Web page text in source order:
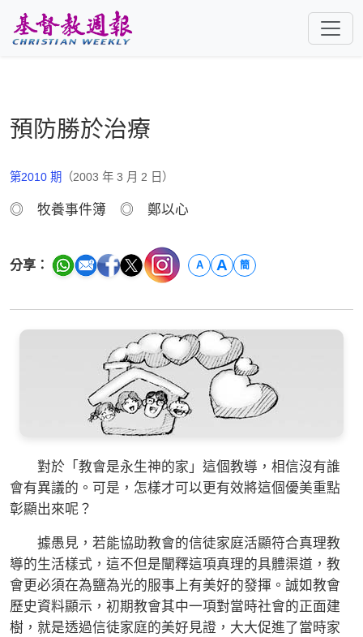
預防勝於治療
第2010 期 （2003 年 3 月 2 日）
◎ 牧養事件簿 ◎ 鄭以心
分享： A A 簡
對於「教會是永生神的家」這個教導，相信沒有誰
會有異議的。可是，怎樣才可以更有效將這個優美重點
彰顯出來呢？
據愚見，若能協助教會的信徒家庭活顯符合真理教
導的生活樣式，這不但是闡釋這項真理的具體渠道，教
會更必須在為鹽為光的服事上有美好的發揮。誠如教會
歷史資料顯示，初期教會其中一項對當時社會的正面建
樹，就是透過信徒家庭的美好見證，大大促進了當時家